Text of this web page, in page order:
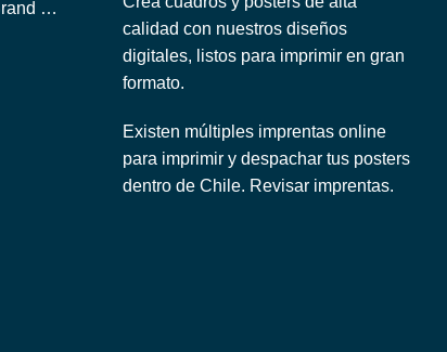
Spider-Man Brand New Day
calidad con nuestros diseños
digitales, listos para imprimir en gran
formato.
Existen múltiples imprentas online
para imprimir y despachar tus posters
dentro de Chile. Revisar imprentas.